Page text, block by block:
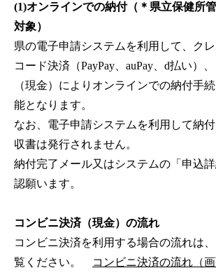
(1)オンラインでの納付（＊県立保健所
対象）
県の電子申請システムを利用して、ク
コード決済（PayPay、auPay、d払い）
（現金）によりオンラインでの納付手
能となります。
なお、電子申請システムを利用して納
収書は発行されません。
納付完了メール又はシステムの「申込
認願います。
コンビニ決済（現金）の流れ
コンビニ決済を利用する場合の流れは
覧ください。
コンビニ決済の流れ（画